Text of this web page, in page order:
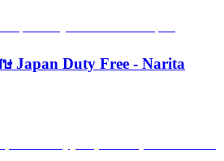
Japan Duty Free - Narita